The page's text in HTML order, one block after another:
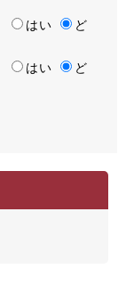
はい
ど
はい
ど